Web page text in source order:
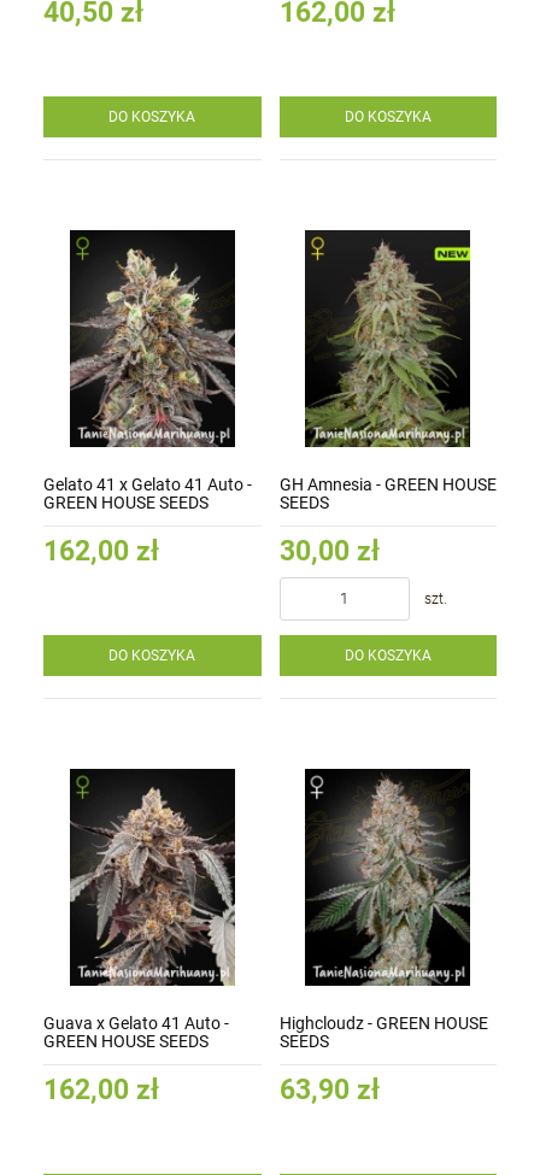
40,50 zł
DO KOSZYKA
162,00 zł
DO KOSZYKA
Gelato 41 x Gelato 41 Auto -
GREEN HOUSE SEEDS
162,00 zł
DO KOSZYKA
GH Amnesia - GREEN HOUSE
SEEDS
30,00 zł
szt.
DO KOSZYKA
Guava x Gelato 41 Auto -
GREEN HOUSE SEEDS
162,00 zł
Highcloudz - GREEN HOUSE
SEEDS
63,90 zł